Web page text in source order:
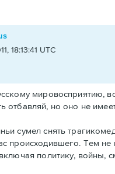
18:13:41 UTC
мировосприятию,
отбавляй, но оно не
сумел снять
происходившего. Тем
политику, войны,